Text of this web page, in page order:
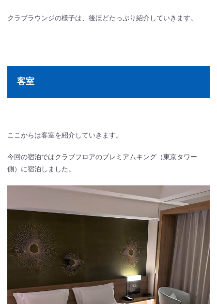
クラブラウンジの様子は、後ほどたっぷり紹介していきます。
客室
ここからは客室を紹介していきます。
今回の宿泊ではクラブフロアのプレミアムキング （東京タワー
側）に宿泊しました。